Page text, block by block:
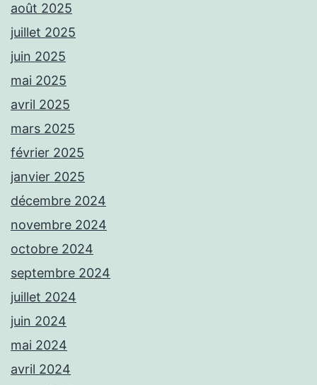
août 2025
juillet 2025
juin 2025
mai 2025
avril 2025
mars 2025
février 2025
janvier 2025
décembre 2024
novembre 2024
octobre 2024
septembre 2024
juillet 2024
juin 2024
mai 2024
avril 2024